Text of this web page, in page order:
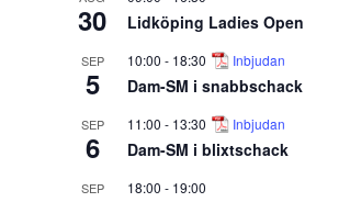
30 Lidköping Ladies Open
SEP
5
10:00 - 18:30 Inbjudan
Dam-SM i snabbschack
SEP
6
11:00 - 13:30 Inbjudan
Dam-SM i blixtschack
SEP 18:00 - 19:00